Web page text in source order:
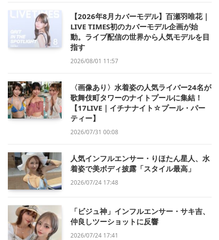
【2026年8月カバーモデル】百瀬羽唯花｜
LIVE TIMES初のカバーモデル企画が始
動。ライブ配信の世界から人気モデルを目
指す
2026/08/01 11:57
〈画像あり〉水着姿の人気ライバー24名が
歌舞伎町タワーのナイトプールに集結！
【17LIVE｜イチナナイト☆プール・パー
ティー】
2026/07/31 00:08
人気インフルエンサー・りほたん星人、水
着姿で美ボディ披露「スタイル最高」
2026/07/24 17:48
「ビジュ神」インフルエンサー・サキ吉、
仲良しツーショットに反響
2026/07/24 17:41